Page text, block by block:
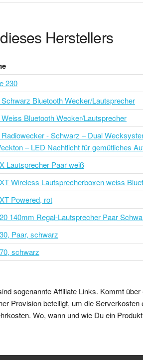
Herstellers
230
Bluetooth Wecker/Lautsprecher
Bluetooth Wecker/Lautsprecher
- Schwarz – Dual
– LED Nachtlicht für gemütliches
Lautsprecher Paar weiß
Wireless Lautsprecherboxen weiss
Powered, rot
140mm Regal-Lautsprecher Paar
Paar, schwarz
schwarz
sogenannte Affiliate Links. Kommt
Provision beteiligt, um die
Wo, wann und wie Du ein